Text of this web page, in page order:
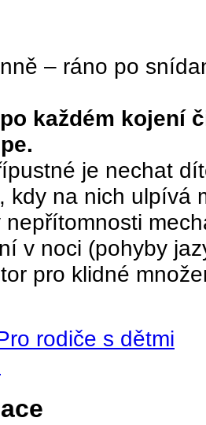
– ráno po
každém kojení
je nechat
kdy na nich ulpívá
v noci (pohyby
pro klidné
rodiče s dětmi